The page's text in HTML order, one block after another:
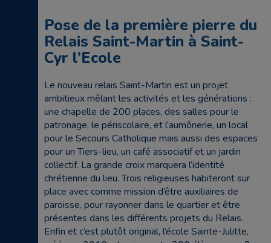
Pose de la première pierre du
Relais Saint-Martin à Saint-
Cyr l’Ecole
Le nouveau relais Saint-Martin est un projet
ambitieux mêlant les activités et les générations :
une chapelle de 200 places, des salles pour le
patronage, le périscolaire, et l’aumônerie, un local
pour le Secours Catholique mais aussi des espaces
pour un Tiers-lieu, un café associatif et un jardin
collectif. La grande croix marquera l’identité
chrétienne du lieu. Trois religieuses habiteront sur
place avec comme mission d’être auxiliaires de
paroisse, pour rayonner dans le quartier et être
présentes dans les différents projets du Relais.
Enfin et c’est plutôt original, l’école Sainte-Julitte,